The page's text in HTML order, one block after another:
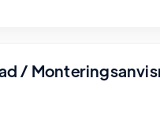
/